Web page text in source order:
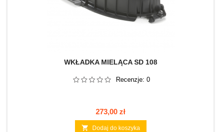
WKŁADKA MIELĄCA SD 108
Recenzje: 0
Cena
273,00 zł
 Dodaj do koszyka